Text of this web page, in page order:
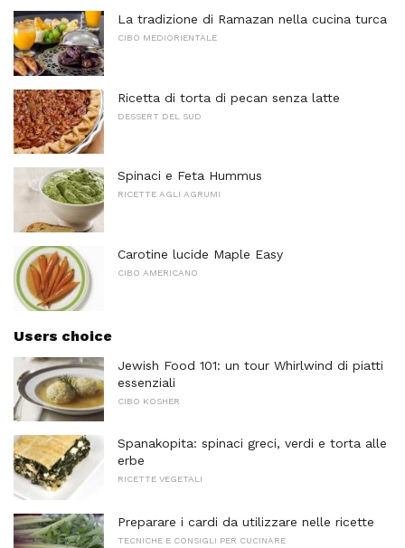
La tradizione di Ramazan nella cucina turca
CIBO MEDIORIENTALE
Ricetta di torta di pecan senza latte
DESSERT DEL SUD
Spinaci e Feta Hummus
RICETTE AGLI AGRUMI
Carotine lucide Maple Easy
CIBO AMERICANO
Users choice
Jewish Food 101: un tour Whirlwind di piatti
essenziali
CIBO KOSHER
Spanakopita: spinaci greci, verdi e torta alle
erbe
RICETTE VEGETALI
Preparare i cardi da utilizzare nelle ricette
TECNICHE E CONSIGLI PER CUCINARE